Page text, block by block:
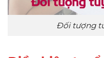
Đối tượng